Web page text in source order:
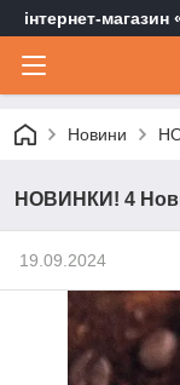
інтернет-
Новини
НОВИНКИ! 4
19.09.2024